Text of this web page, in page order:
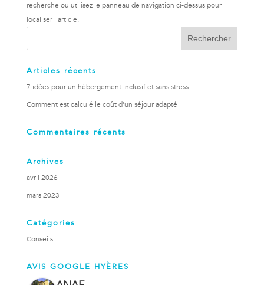
recherche ou utilisez le panneau de navigation ci-dessus pour
localiser l'article.
Articles récents
7 idées pour un hébergement inclusif et sans stress
Comment est calculé le coût d’un séjour adapté
Commentaires récents
Archives
avril 2026
mars 2023
Catégories
Conseils
AVIS GOOGLE HYÈRES